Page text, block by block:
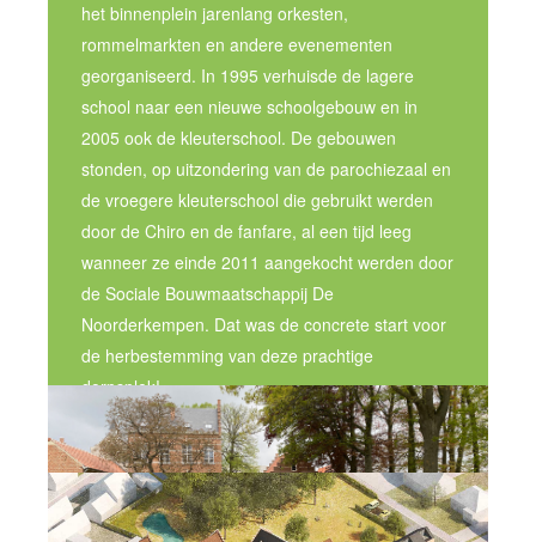
het binnenplein jarenlang orkesten,
rommelmarkten en andere evenementen
georganiseerd. In 1995 verhuisde de lagere
school naar een nieuwe schoolgebouw en in
2005 ook de kleuterschool. De gebouwen
stonden, op uitzondering van de parochiezaal en
de vroegere kleuterschool die gebruikt werden
door de Chiro en de fanfare, al een tijd leeg
wanneer ze einde 2011 aangekocht werden door
de Sociale Bouwmaatschappij De
Noorderkempen. Dat was de concrete start voor
de herbestemming van deze prachtige
dorpsplek!